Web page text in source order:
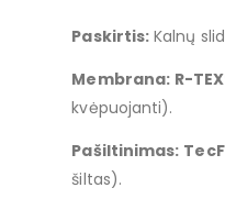
Paskirtis: Kalnų
Membrana: R-
kvėpuojanti).
Pašiltinimas:
šiltas).